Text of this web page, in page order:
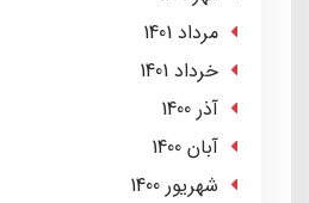
مرداد 1401
خرداد 1401
آذر 1400
آبان 1400
شهریور 1400